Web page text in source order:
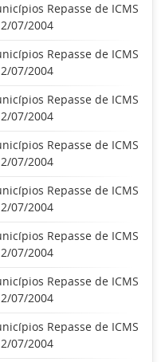
Repasse de ICMS
07/2004
Repasse de ICMS
07/2004
Repasse de ICMS
07/2004
Repasse de ICMS
07/2004
Repasse de ICMS
07/2004
Repasse de ICMS
07/2004
Repasse de ICMS
07/2004
Repasse de ICMS
07/2004